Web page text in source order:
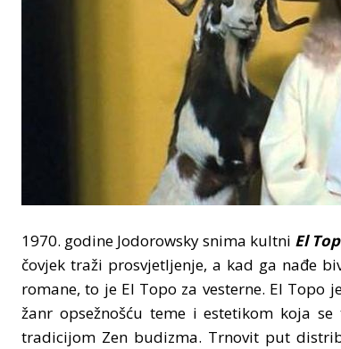
1970. godine Jodorowsky snima kultni El
čovjek traži prosvjetljenje, a kad ga nađe
romane, to je El Topo za vesterne. El Topo
žanr opsežnošću teme i estetikom koja
tradicijom Zen budizma. Trnovit put